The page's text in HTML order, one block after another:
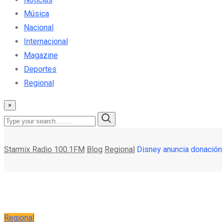
Música
Nacional
Internacional
Magazine
Deportes
Regional
×
Starmix Radio 100.1FM Blog Regional Disney anuncia
Regional